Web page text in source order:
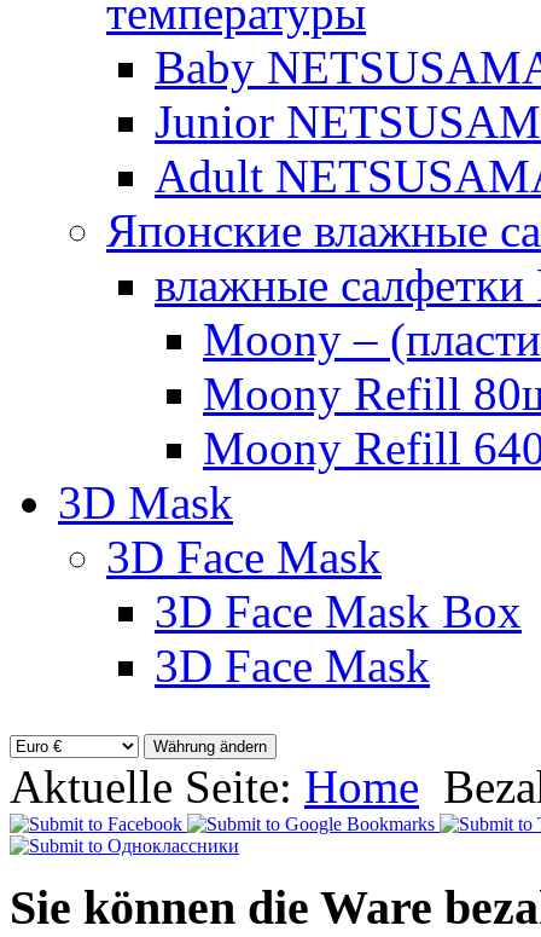
температуры
Baby
Junior
Adult
Японские влажные
влажные
Moony –
Moony Refill
Moony Refill
3D Mask
3D Face Mask
3D Face Mask Box
3D Face Mask
Aktuelle Seite: Home
Sie können die Ware